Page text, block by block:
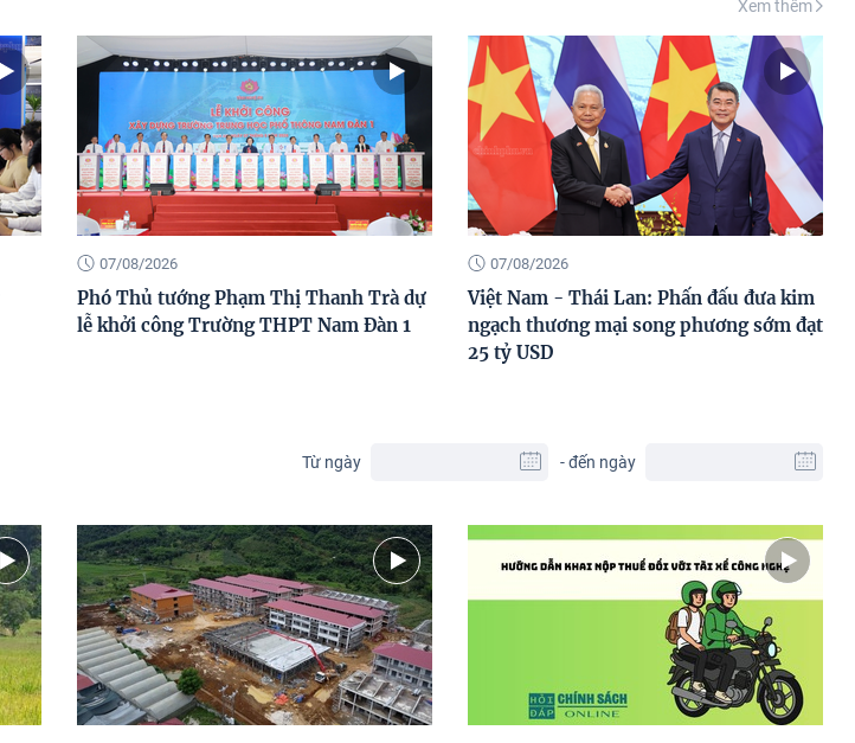
Xem thêm
07/08/2026
Phó Thủ tướng Phạm Thị Thanh Trà dự
lễ khởi công Trường THPT Nam Đàn 1
07/08/2026
Việt Nam - Thái Lan: Phấn đấu đưa kim
ngạch thương mại song phương sớm đạt
25 tỷ USD
Từ ngày - đến ngày